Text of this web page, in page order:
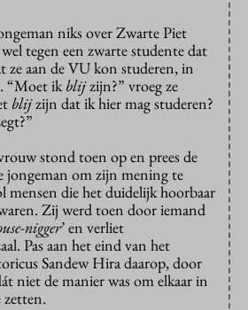
niks over Zwarte Piet
tegen een zwarte studente dat
ze aan de VU kon studeren, in
“Moet ikblijzijn?” vroeg ze
blijzijn dat ik hier mag studeren?
stond toen op en prees de
jongeman om zijn mening te
mensen die het duidelijk hoorbaar
Zij werd toen door iemand
nigger’ en verliet
Pas aan het eind van het
Sandew Hira daarop, door
niet de manier was om elkaar in
zetten.